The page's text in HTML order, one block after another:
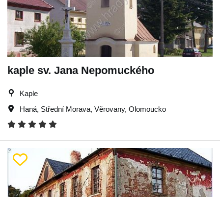
kaple sv. Jana Nepomuckého
Kaple
Haná, Střední Morava, Věrovany, Olomoucko